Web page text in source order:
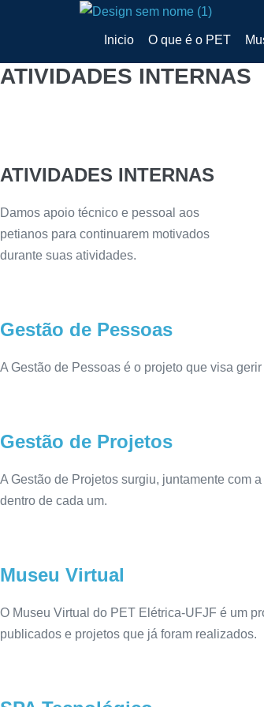
Inicio O que é o PET
ATIVIDADES INTERNAS
ATIVIDADES INTERNAS
Damos apoio técnico e pessoal aos
petianos para continuarem motivados
durante suas atividades.
Gestão de Pessoas
A Gestão de Pessoas é o projeto que visa
Gestão de Projetos
A Gestão de Projetos surgiu, juntamente com
dentro de cada um.
Museu Virtual
O Museu Virtual do PET Elétrica-UFJF é um
publicados e projetos que já foram realizados.